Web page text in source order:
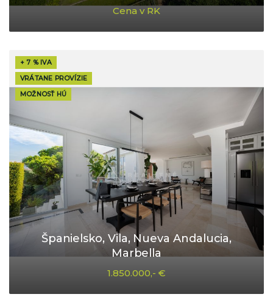
Cena v RK
+ 7 % IVA
VRÁTANE PROVÍZIE
MOŽNOSŤ HÚ
Španielsko, Vila, Nueva Andalucia,
Marbella
1.850.000,- €